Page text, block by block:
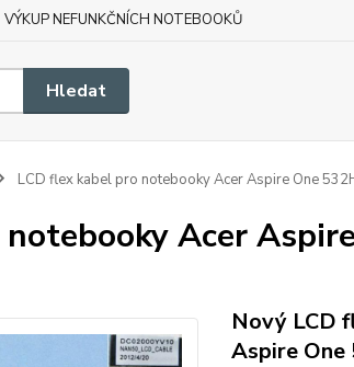
VÝKUP NEFUNKČNÍCH NOTEBOOKŮ
Hledat
LCD flex kabel pro notebooky Acer Aspire One
Acer
Nový LCD
Aspire